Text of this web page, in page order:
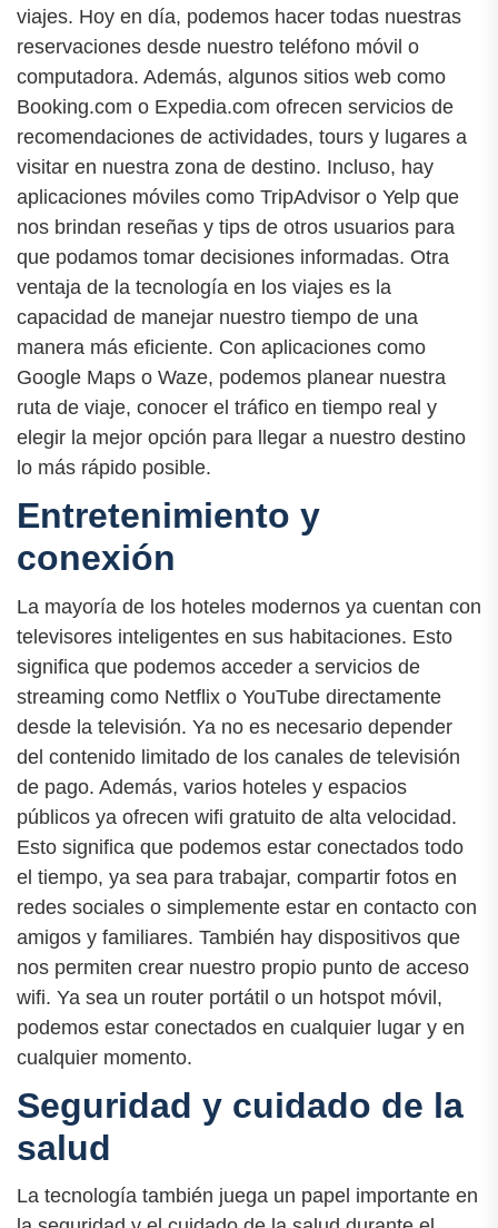
viajes. Hoy en día, podemos hacer todas nuestras
reservaciones desde nuestro teléfono móvil o
computadora. Además, algunos sitios web como
Booking.com o Expedia.com ofrecen servicios de
recomendaciones de actividades, tours y lugares a
visitar en nuestra zona de destino. Incluso, hay
aplicaciones móviles como TripAdvisor o Yelp que
nos brindan reseñas y tips de otros usuarios para
que podamos tomar decisiones informadas. Otra
ventaja de la tecnología en los viajes es la
capacidad de manejar nuestro tiempo de una
manera más eficiente. Con aplicaciones como
Google Maps o Waze, podemos planear nuestra
ruta de viaje, conocer el tráfico en tiempo real y
elegir la mejor opción para llegar a nuestro destino
lo más rápido posible.
Entretenimiento y
conexión
La mayoría de los hoteles modernos ya cuentan con
televisores inteligentes en sus habitaciones. Esto
significa que podemos acceder a servicios de
streaming como Netflix o YouTube directamente
desde la televisión. Ya no es necesario depender
del contenido limitado de los canales de televisión
de pago. Además, varios hoteles y espacios
públicos ya ofrecen wifi gratuito de alta velocidad.
Esto significa que podemos estar conectados todo
el tiempo, ya sea para trabajar, compartir fotos en
redes sociales o simplemente estar en contacto con
amigos y familiares. También hay dispositivos que
nos permiten crear nuestro propio punto de acceso
wifi. Ya sea un router portátil o un hotspot móvil,
podemos estar conectados en cualquier lugar y en
cualquier momento.
Seguridad y cuidado de la
salud
La tecnología también juega un papel importante en